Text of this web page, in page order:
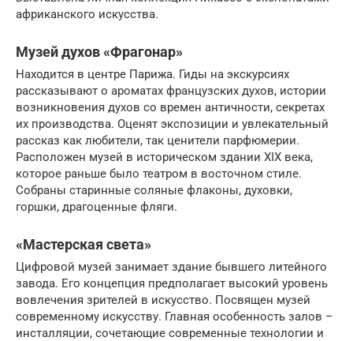
африканского искусства.
Музей духов «Фрагонар»
Находится в центре Парижа. Гиды на экскурсиях
рассказывают о ароматах французских духов, истории
возникновения духов со времен античности, секретах
их производства. Оценят экспозиции и увлекательный
рассказ как любители, так ценители парфюмерии.
Расположен музей в историческом здании XIX века,
которое раньше было театром в восточном стиле.
Собраны старинные соляные флаконы, духовки,
горшки, драгоценные фляги.
«Мастерская света»
Цифровой музей занимает здание бывшего литейного
завода. Его концепция предполагает высокий уровень
вовлечения зрителей в искусство. Посвящен музей
современному искусству. Главная особенность залов –
инсталляции, сочетающие современные технологии и